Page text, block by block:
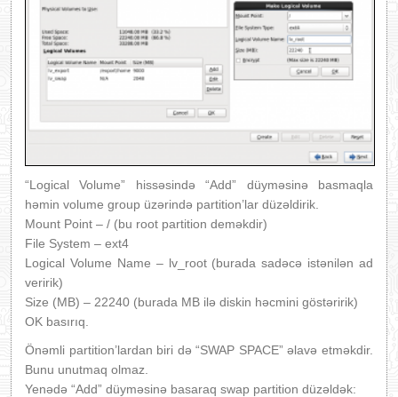
“Logical Volume” hissəsində “Add” düyməsinə basmaqla
həmin volume group üzərində partition’lar düzəldirik.
Mount Point – / (bu root partition deməkdir)
File System – ext4
Logical Volume Name – lv_root (burada sadəcə istənilən ad
veririk)
Size (MB) – 22240 (burada MB ilə diskin həcmini göstəririk)
OK basırıq.
Önəmli partition’lardan biri də “SWAP SPACE” əlavə etməkdir.
Bunu unutmaq olmaz.
Yenədə “Add” düyməsinə basaraq swap partition düzəldək: